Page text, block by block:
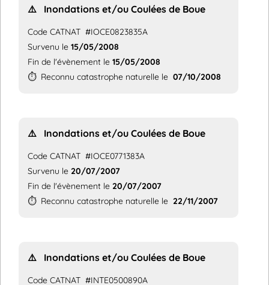
⚠️ Inondations et/ou Coulées de Boue
Code CATNAT #IOCE0823835A
Survenu le 15/05/2008
Fin de l'évènement le 15/05/2008
⏱️ Reconnu catastrophe naturelle le 07/10/2008
⚠️ Inondations et/ou Coulées de Boue
Code CATNAT #IOCE0771383A
Survenu le 20/07/2007
Fin de l'évènement le 20/07/2007
⏱️ Reconnu catastrophe naturelle le 22/11/2007
⚠️ Inondations et/ou Coulées de Boue
Code CATNAT #INTE0500890A